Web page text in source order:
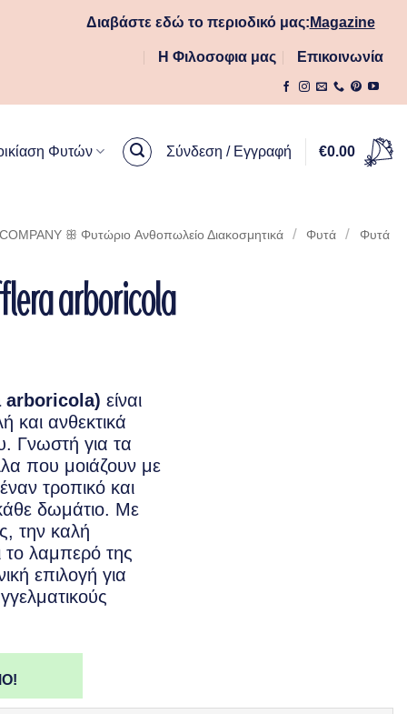
Διαβάστε εδώ το περιοδικό μας: Magazine
Η Φιλοσοφια μας Επικοινωνία
Φυτών Σύνδεση / Εγγραφή €0.00
ꕥ Φυτώριο Aνθοπωλείο Διακοσμητικά / Φυτά /
Φυτά
arboricola
arboricola) είναι
και ανθεκτικά
Γνωστή για τα
που μοιάζουν με
τροπικό και
δωμάτιο. Με
την καλή
το λαμπερό της
επιλογή για